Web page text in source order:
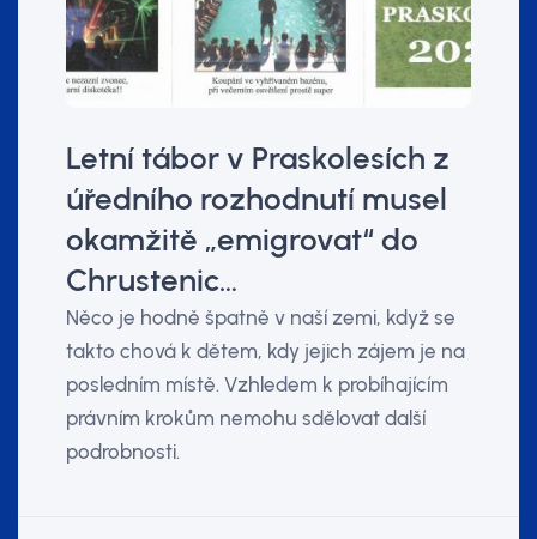
Letní tábor v Praskolesích z
úředního rozhodnutí musel
okamžitě „emigrovat“ do
Chrustenic…
Něco je hodně špatně v naší zemi, když se
takto chová k dětem, kdy jejich zájem je na
posledním místě. Vzhledem k probíhajícím
právním krokům nemohu sdělovat další
podrobnosti.